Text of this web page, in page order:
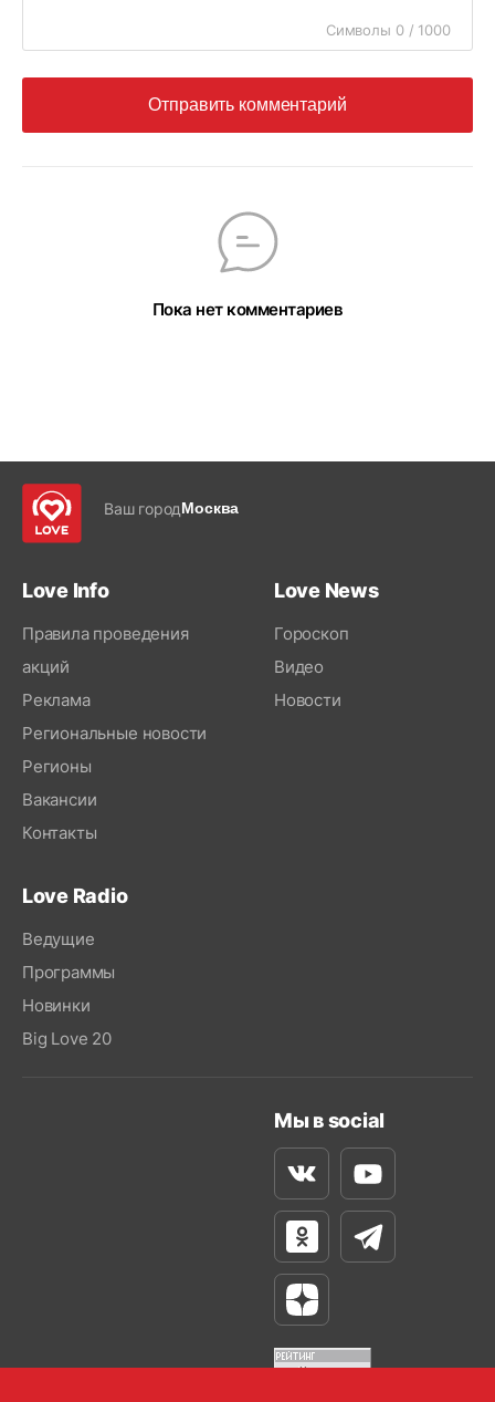
Символы 0 / 1000
Отправить комментарий
Пока нет комментариев
Ваш городМосква
Love Info
Правила проведения
акций
Реклама
Региональные новости
Регионы
Вакансии
Контакты
Love News
Гороскоп
Видео
Новости
Love Radio
Ведущие
Программы
Новинки
Big Love 20
Мы в social
ВконтактеYoutube
Одноклассники
Телеграм
Яндекс Дзен